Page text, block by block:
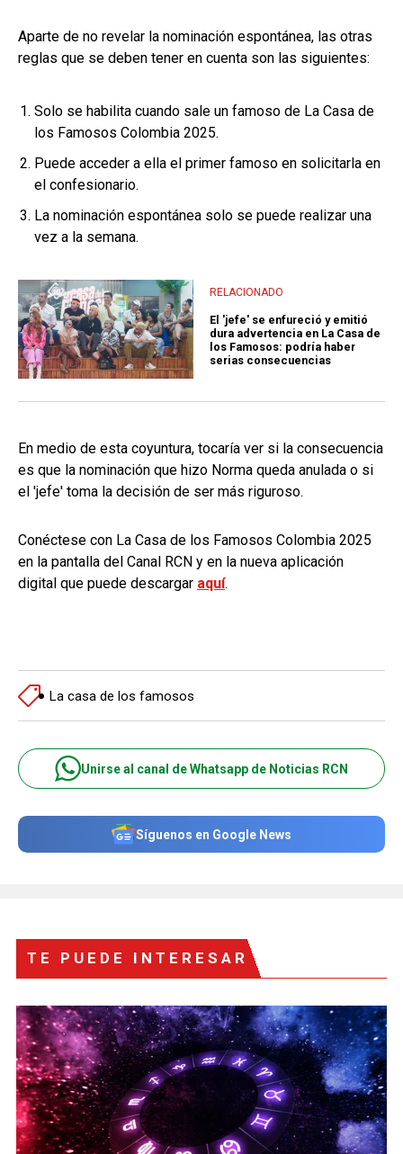
Aparte de no revelar la nominación espontánea, las otras
reglas que se deben tener en cuenta son las siguientes:
Solo se habilita cuando sale un famoso de La Casa de
los Famosos Colombia 2025.
Puede acceder a ella el primer famoso en solicitarla en
el confesionario.
La nominación espontánea solo se puede realizar una
vez a la semana.
RELACIONADO
El 'jefe' se enfureció y emitió
dura advertencia en La Casa de
los Famosos: podría haber
serias consecuencias
En medio de esta coyuntura, tocaría ver si la consecuencia
es que la nominación que hizo Norma queda anulada o si
el 'jefe' toma la decisión de ser más riguroso.
Conéctese con La Casa de los Famosos Colombia 2025
en la pantalla del Canal RCN y en la nueva aplicación
digital que puede descargar aquí.
La casa de los famosos
Unirse al canal de Whatsapp de Noticias RCN
Síguenos en Google News
TE PUEDE INTERESAR